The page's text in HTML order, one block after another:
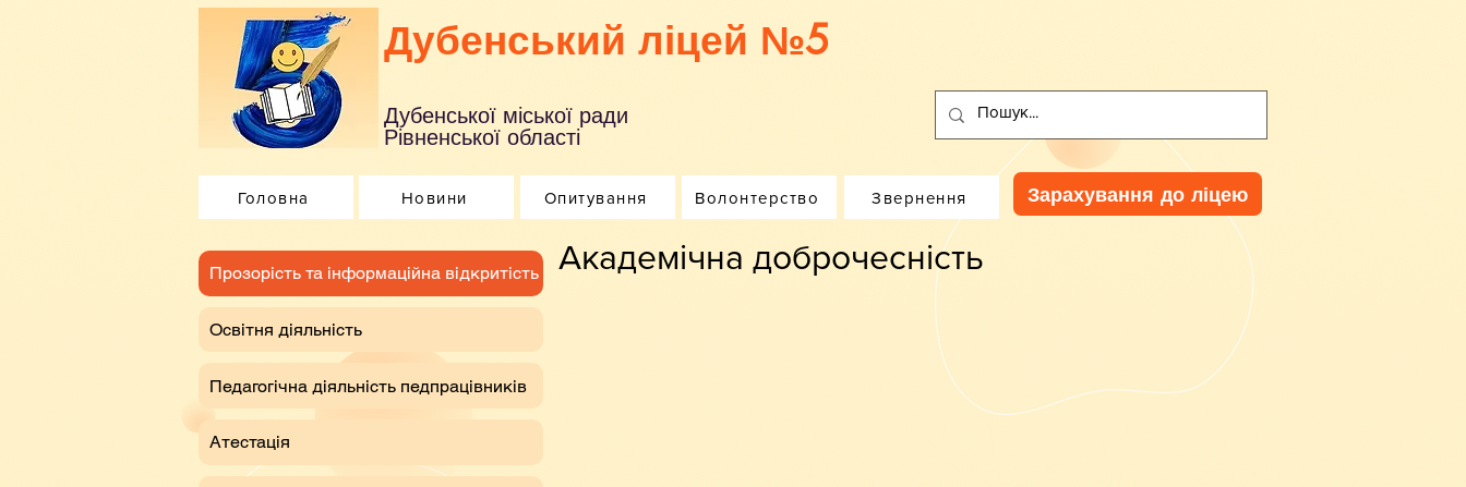
Дубенський ліцей №5
Дубенської міської ради
Рівненської області
Головна Новини Опитування Волонтерство Звернення Зарахування до ліцею
Академічна доброчесність
​Прозорість та інформаційна відкритість
Освітня діяльність
Педагогічна діяльність педпрацівників
Атестація